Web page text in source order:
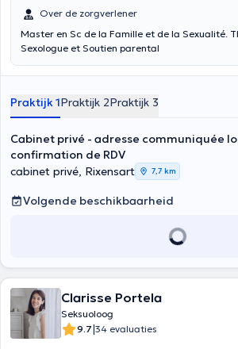
Over de zorgverlener
Master en Sc de la Famille et de la Sexualité. Thérapeute de couple,
Sexologue et Soutien parental
Praktijk 1Praktijk 2Praktijk 3
Cabinet privé - adresse communiquée
confirmation de RDV
cabinet privé, Rixensart
7,7 km
Volgende beschikbaarheid
Clarisse Portela
Seksuoloog
9.7|34 evaluaties